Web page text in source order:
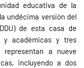
educativa de la
undécima versión del
de esta casa de
y académicas y tres
representan a nueve
incluyendo a dos